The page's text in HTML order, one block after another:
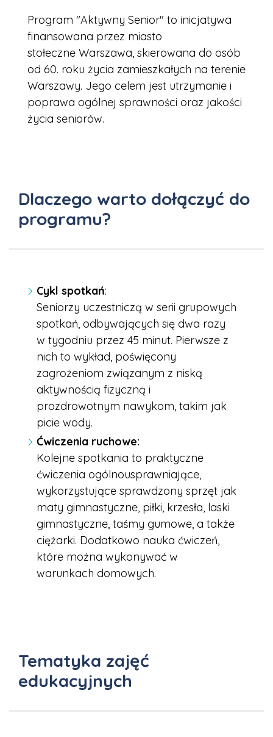
Program "Aktywny Senior" to inicjatywa
finansowana przez miasto
stołeczne Warszawa, skierowana do osób
od 60. roku życia zamieszkałych na terenie
Warszawy. Jego celem jest utrzymanie i
poprawa ogólnej sprawności oraz jakości
życia seniorów.
Dlaczego warto dołączyć do
programu?
Cykl spotkań:
Seniorzy uczestniczą w serii grupowych
spotkań, odbywających się dwa razy
w tygodniu przez 45 minut. Pierwsze z
nich to wykład, poświęcony
zagrożeniom związanym z niską
aktywnością fizyczną i
prozdrowotnym nawykom, takim jak
picie wody.
Ćwiczenia ruchowe:
Kolejne spotkania to praktyczne
ćwiczenia ogólnousprawniające,
wykorzystujące sprawdzony sprzęt jak
maty gimnastyczne, piłki, krzesła, laski
gimnastyczne, taśmy gumowe, a także
ciężarki. Dodatkowo nauka ćwiczeń,
które można wykonywać w
warunkach domowych.
Tematyka zajęć
edukacyjnych